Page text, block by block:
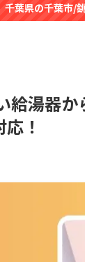
子市/市川市/船
給湯器
！